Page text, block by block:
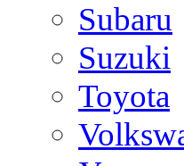
Subaru
Suzuki
Toyota